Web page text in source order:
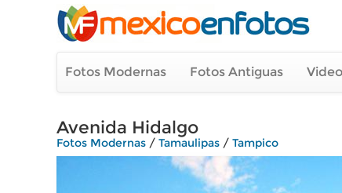
Fotos Modernas Fotos Antiguas
Avenida Hidalgo
Fotos Modernas / Tamaulipas / Tampico